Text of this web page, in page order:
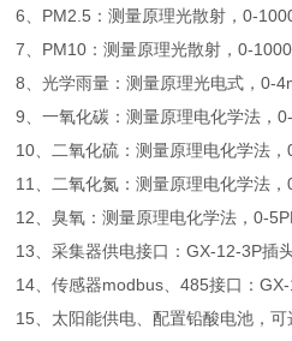
6、PM2.5：测量原理光散射，0-
7、PM10：测量原理光散射，0-
8、光学雨量：测量原理光电式，0-
9、一氧化碳：测量原理电化学法，0-
10、二氧化硫：测量原理电化学法，
11、二氧化氮：测量原理电化学法，
12、臭氧：测量原理电化学法，0-
13、采集器供电接口：GX-12-3P插
14、传感器modbus、485接口：
15、太阳能供电、配置铅酸电池，